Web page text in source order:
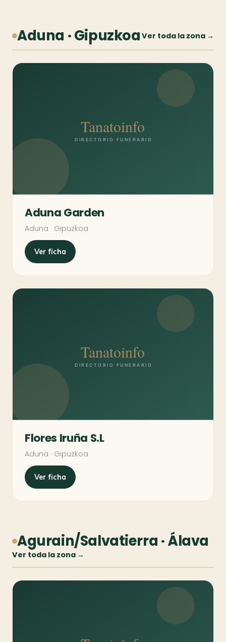
Aduna · Gipuzkoa Ver toda la zona →
Aduna Garden
Aduna · Gipuzkoa
Ver ficha
Flores Iruña S.L
Aduna · Gipuzkoa
Ver ficha
Agurain/Salvatierra · Álava
Ver toda la zona →